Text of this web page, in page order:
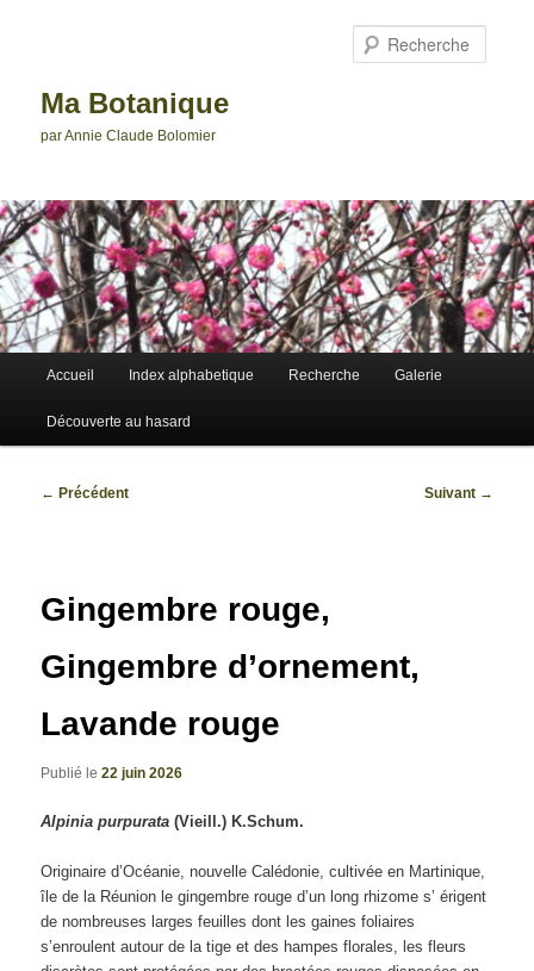
Ma Botanique
par Annie Claude Bolomier
Accueil Index alphabetique Recherche Galerie
Découverte au hasard
Navigation
← Précédent Suivant →
Gingembre rouge,
Gingembre d’ornement,
Lavande rouge
Publié le22 juin 2026
Alpinia purpurata(Vieill.) K.Schum.
Originaire d’Océanie, nouvelle Calédonie, cultivée en Martinique,
île de la Réunion le gingembre rouge d’un long rhizome s’ érigent
de nombreuses larges feuilles dont les gaines foliaires
s’enroulent autour de la tige et des hampes florales, les fleurs